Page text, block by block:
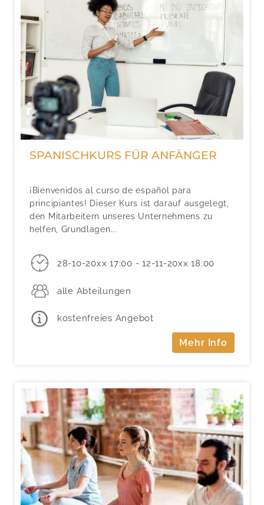
SPANISCHKURS FÜR ANFÄNGER
¡Bienvenidos al curso de español para
principiantes! Dieser Kurs ist darauf ausgelegt,
den Mitarbeitern unseres Unternehmens zu
helfen, Grundlagen...
28-10-20xx 17:00 - 12-11-20xx 18:00
alle Abteilungen
kostenfreies Angebot
Mehr Info